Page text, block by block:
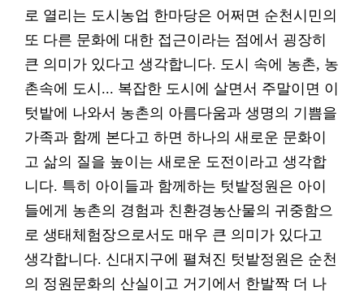
로 열리는 도시농업 한마당은 어쩌면 순천시민의
또 다른 문화에 대한 접근이라는 점에서 굉장히
큰 의미가 있다고 생각합니다. 도시 속에 농촌, 농
촌속에 도시... 복잡한 도시에 살면서 주말이면 이
텃밭에 나와서 농촌의 아름다움과 생명의 기쁨을
가족과 함께 본다고 하면 하나의 새로운 문화이
고 삶의 질을 높이는 새로운 도전이라고 생각합
니다. 특히 아이들과 함께하는 텃밭정원은 아이
들에게 농촌의 경험과 친환경농산물의 귀중함으
로 생태체험장으로서도 매우 큰 의미가 있다고
생각합니다. 신대지구에 펼쳐진 텃밭정원은 순천
의 정원문화의 산실이고 거기에서 한발짝 더 나